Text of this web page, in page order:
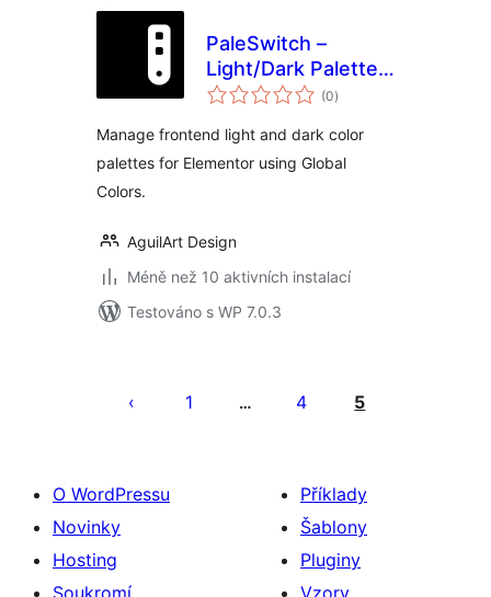
PaleSwitch –
Light/Dark Palettes
for Elementor
(0celkové
hodnocení
)
Manage frontend light and dark color
palettes for Elementor using Global
Colors.
AguilArt Design
Méně než 10 aktivních instalací
Testováno s WP 7.0.3
příspěvků
1 … 4 5
O WordPressu
Novinky
Hosting
Soukromí
Příklady
Šablony
Pluginy
Vzory